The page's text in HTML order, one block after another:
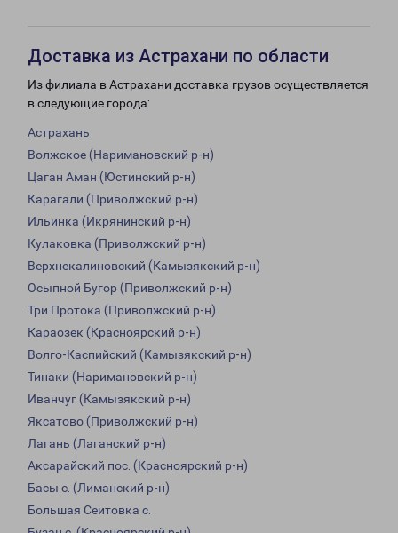
Доставка из Астрахани по области
Из филиала в Астрахани доставка грузов осуществляется
в следующие города:
Астрахань
Волжское (Наримановский р-н)
Цаган Аман (Юстинский р-н)
Карагали (Приволжский р-н)
Ильинка (Икрянинский р-н)
Кулаковка (Приволжский р-н)
Верхнекалиновский (Камызякский р-н)
Осыпной Бугор (Приволжский р-н)
Три Протока (Приволжский р-н)
Караозек (Красноярский р-н)
Волго-Каспийский (Камызякский р-н)
Тинаки (Наримановский р-н)
Иванчуг (Камызякский р-н)
Яксатово (Приволжский р-н)
Лагань (Лаганский р-н)
Аксарайский пос. (Красноярский р-н)
Басы с. (Лиманский р-н)
Большая Сеитовка с.